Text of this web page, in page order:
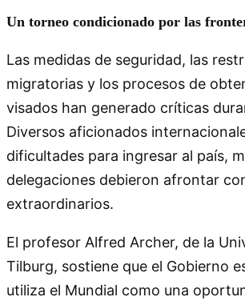
Un torneo condicionado por las
Las medidas de seguridad, las
migratorias y los procesos de
visados han generado críticas
Diversos aficionados
dificultades para ingresar al país,
delegaciones debieron afrontar
extraordinarios.
El profesor Alfred Archer, de la
Tilburg, sostiene que el Gobierno
utiliza el Mundial como una